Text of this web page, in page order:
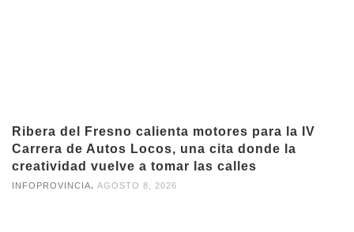
Ribera del Fresno calienta motores para la IV
Carrera de Autos Locos, una cita donde la
creatividad vuelve a tomar las calles
INFOPROVINCIA, AGOSTO 8, 2026